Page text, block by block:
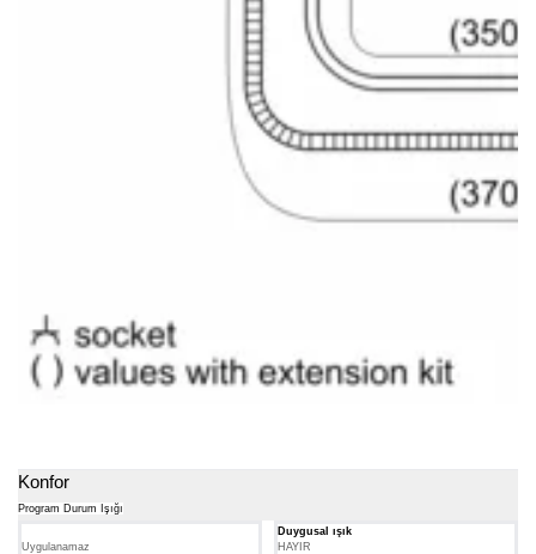
Konfor
Program Durum Işığı
Uygulanamaz
Duygusal ışık
HAYIR